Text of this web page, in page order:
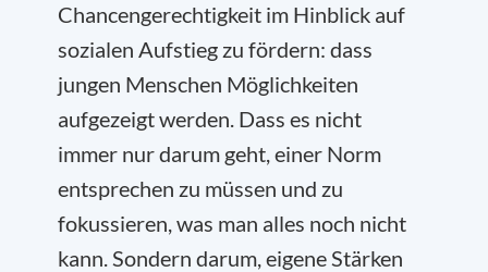
Chancengerechtigkeit im Hinblick auf
sozialen Aufstieg zu fördern: dass
jungen Menschen Möglichkeiten
aufgezeigt werden. Dass es nicht
immer nur darum geht, einer Norm
entsprechen zu müssen und zu
fokussieren, was man alles noch nicht
kann. Sondern darum, eigene Stärken